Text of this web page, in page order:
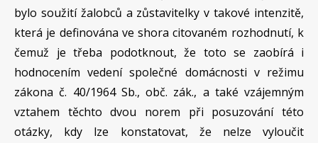
bylo soužití žalobců a zůstavitelky v takové intenzitě,
která je definována ve shora citovaném rozhodnutí, k
čemuž je třeba podotknout, že toto se zaobírá i
hodnocením vedení společné domácnosti v režimu
zákona č. 40/1964 Sb., obč. zák., a také vzájemným
vztahem těchto dvou norem při posuzování této
otázky, kdy lze konstatovat, že nelze vyloučit